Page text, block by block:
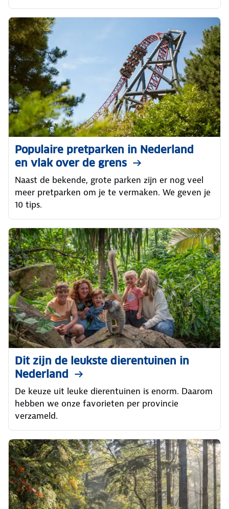
Populaire pretparken in Nederland
en vlak over de grens
Naast de bekende, grote parken zijn er nog veel
meer pretparken om je te vermaken. We geven je
10 tips.
Dit zijn de leukste dierentuinen in
Nederland
De keuze uit leuke dierentuinen is enorm. Daarom
hebben we onze favorieten per provincie
verzameld.